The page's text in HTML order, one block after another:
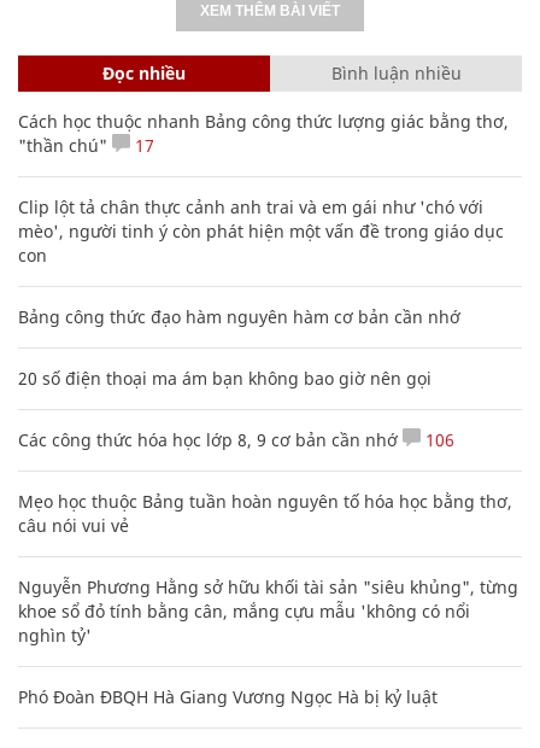
XEM THÊM BÀI VIẾT
Đọc nhiều Bình luận nhiều
Cách học thuộc nhanh Bảng công thức lượng giác bằng thơ,
"thần chú"
17
Clip lột tả chân thực cảnh anh trai và em gái như 'chó với
mèo', người tinh ý còn phát hiện một vấn đề trong giáo dục
con
Bảng công thức đạo hàm nguyên hàm cơ bản cần nhớ
20 số điện thoại ma ám bạn không bao giờ nên gọi
Các công thức hóa học lớp 8, 9 cơ bản cần nhớ 106
Mẹo học thuộc Bảng tuần hoàn nguyên tố hóa học bằng thơ,
câu nói vui vẻ
Nguyễn Phương Hằng sở hữu khối tài sản "siêu khủng", từng
khoe sổ đỏ tính bằng cân, mắng cựu mẫu 'không có nổi
nghìn tỷ'
Phó Đoàn ĐBQH Hà Giang Vương Ngọc Hà bị kỷ luật